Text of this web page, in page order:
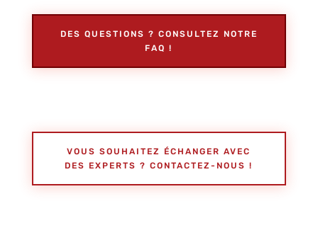
DES QUESTIONS ? CONSULTEZ NOTRE
FAQ !
VOUS SOUHAITEZ ÉCHANGER AVEC
DES EXPERTS ? CONTACTEZ-NOUS !